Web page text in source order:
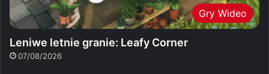
Gry Wideo
Leniwe letnie granie: Leafy Corner
07/08/2026